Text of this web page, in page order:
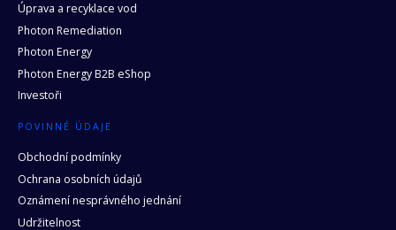
Úprava a recyklace vod
Photon Remediation
Photon Energy
Photon Energy B2B eShop
Investoři
POVINNÉ ÚDAJE
Obchodní podmínky
Ochrana osobních údajů
Oznámení nesprávného jednání
Udržitelnost